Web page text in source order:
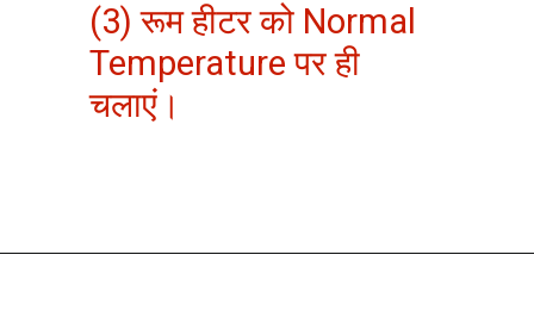
(3) रूम हीटर को Normal
Temperature पर ही
चलाएं।